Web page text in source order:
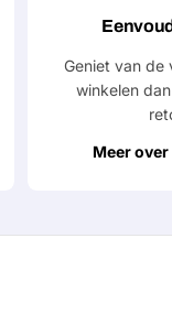
Geniet van de
winkelen
Meer